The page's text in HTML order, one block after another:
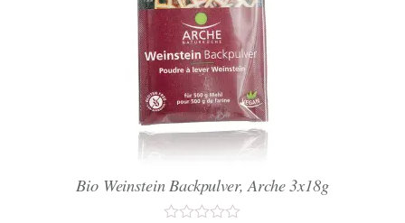
Bio Weinstein Backpulver, Arche 3x18g